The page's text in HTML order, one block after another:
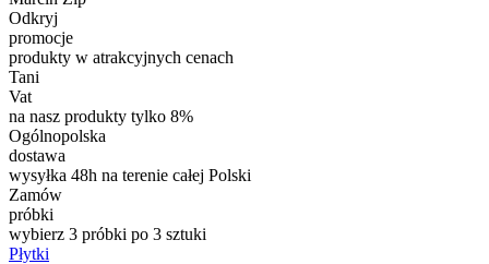
Odkryj
promocje
produkty w atrakcyjnych cenach
Tani
Vat
na nasz produkty tylko 8%
Ogólnopolska
dostawa
wysyłka 48h na terenie całej Polski
Zamów
próbki
wybierz 3 próbki po 3 sztuki
Płytki